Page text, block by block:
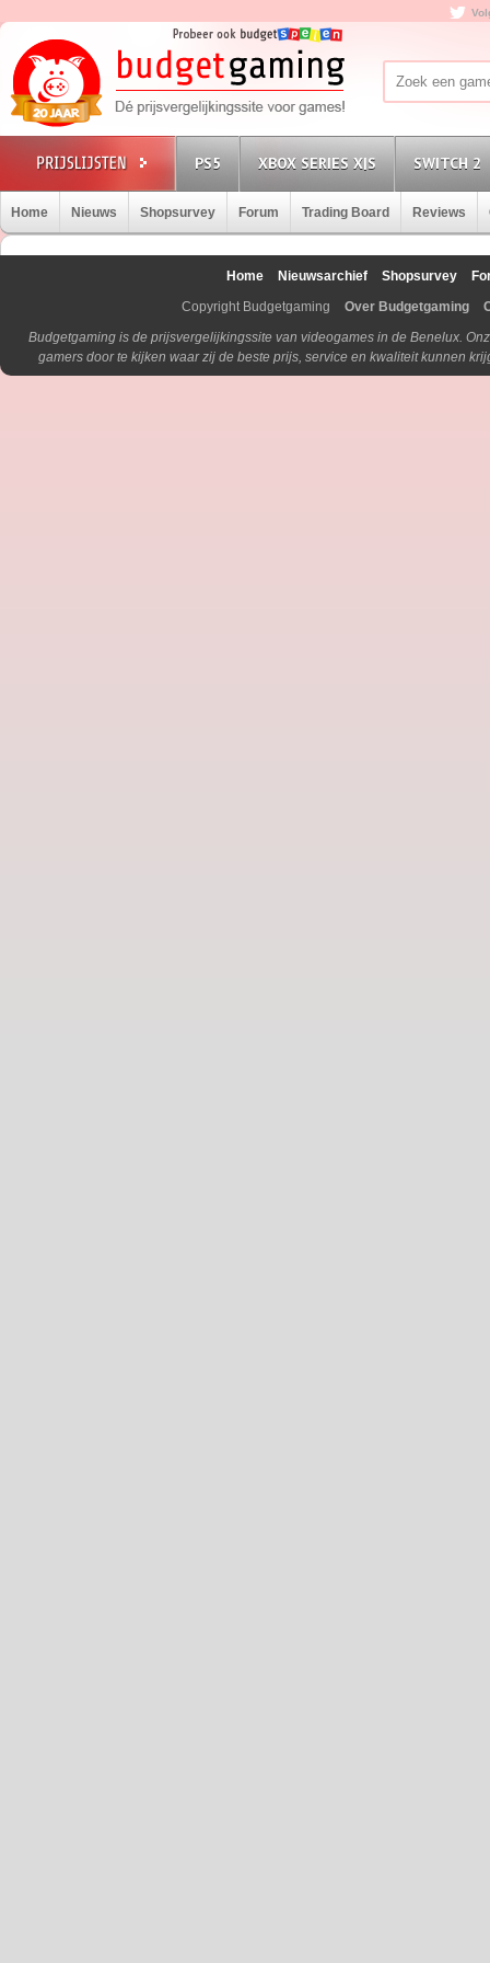
PS5 XBOX SERIES X|S SWITCH 2
Home Nieuws Shopsurvey Forum Trading Board Reviews
Home Nieuwsarchief Shopsurvey
Copyright Budgetgaming
Over Budgetgaming
Budgetgaming is de prijsvergelijkingssite van videogames in de Benelux.
gamers door te kijken waar zij de beste prijs, service en kwaliteit kunnen